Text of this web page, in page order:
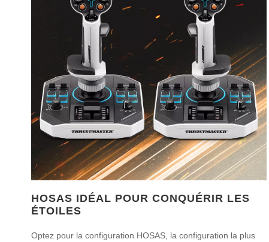
HOSAS IDÉAL POUR CONQUÉRIR LES
ÉTOILES
Optez pour la configuration HOSAS, la configuration la plus